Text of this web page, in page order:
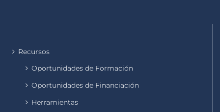
Recursos
Oportunidades de Formación
Oportunidades de Financiación
Herramientas